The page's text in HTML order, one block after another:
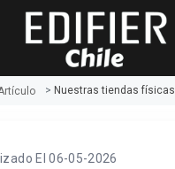
Nuestras tiendas físicas
El 06-05-2026